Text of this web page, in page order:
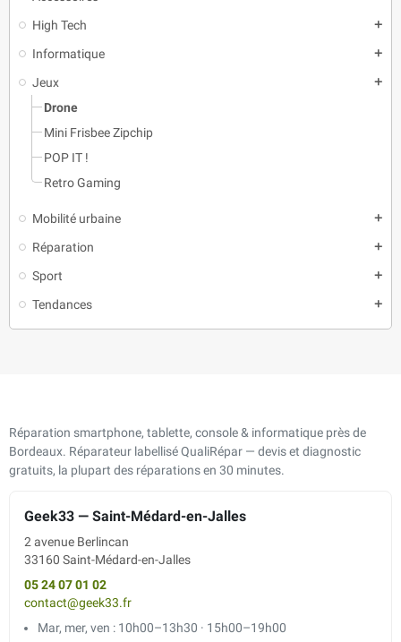
High Tech add
Informatique add
Jeux add
Drone
Mini Frisbee Zipchip
POP IT !
Retro Gaming
Mobilité urbaine add
Réparation add
Sport add
Tendances add
Réparation smartphone, tablette, console & informatique près de
Bordeaux. Réparateur labellisé QualiRépar — devis et diagnostic
gratuits, la plupart des réparations en 30 minutes.
Geek33 — Saint-Médard-en-Jalles
2 avenue Berlincan
33160 Saint-Médard-en-Jalles
05 24 07 01 02
contact@geek33.fr
Mar, mer, ven : 10h00–13h30 · 15h00–19h00